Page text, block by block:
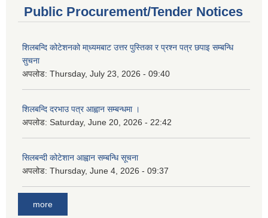
Public Procurement/Tender Notices
शिलबन्दि कोटेशनको मा्ध्यमबाट उत्तर पुस्तिका र प्रश्न पत्र छपाइ सम्बन्धि
सुचना
अपलोड: Thursday, July 23, 2026 - 09:40
शिलबन्दि दरभाउ पत्र आह्वान सम्बन्धमा ।
अपलोड: Saturday, June 20, 2026 - 22:42
सिलबन्दी कोटेशान आह्वान सम्बन्धि सूचना
अपलोड: Thursday, June 4, 2026 - 09:37
more